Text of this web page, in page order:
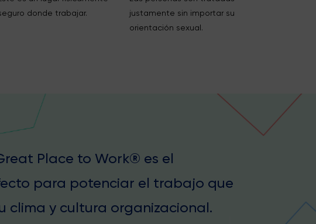
donde trabajar.
justamente sin importar su
orientación sexual.
Place to Work® es el
para potenciar el trabajo que
clima y cultura organizacional.